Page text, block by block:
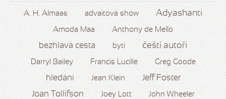
A. H. Almaas advaitová show Adyashanti
Amoda Maa Anthony de Mello
bezhlavá cesta bytí čeští autoři
Darryl Bailey Francis Lucille Greg Goode
hledání Jean Klein Jeff Foster
Joan Tollifson Joey Lott John Wheeler